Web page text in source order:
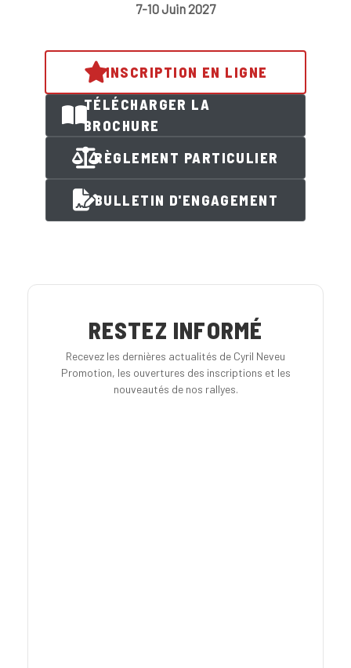
7-10 Juin 2027
INSCRIPTION EN LIGNE
TÉLÉCHARGER LA
BROCHURE
RÈGLEMENT PARTICULIER
BULLETIN D'ENGAGEMENT
RESTEZ INFORMÉ
Recevez les dernières actualités de Cyril Neveu
Promotion, les ouvertures des inscriptions et les
nouveautés de nos rallyes.